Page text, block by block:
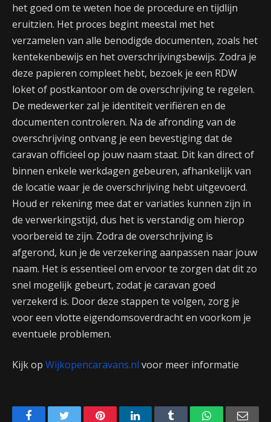
het goed om te weten hoe de procedure en tijdlijn
eruitzien. Het proces begint meestal met het
verzamelen van alle benodigde documenten, zoals het
kentekenbewijs en het overschrijvingsbewijs. Zodra je
deze papieren compleet hebt, bezoek je een RDW
loket of postkantoor om de overschrijving te regelen.
De medewerker zal je identiteit verifiëren en de
documenten controleren. Na de afronding van de
overschrijving ontvang je een bevestiging dat de
caravan officieel op jouw naam staat. Dit kan direct of
binnen enkele werkdagen gebeuren, afhankelijk van
de locatie waar je de overschrijving hebt uitgevoerd.
Houd er rekening mee dat er variaties kunnen zijn in
de verwerkingstijd, dus het is verstandig om hierop
voorbereid te zijn. Zodra de overschrijving is
afgerond, kun je de verzekering aanpassen naar jouw
naam. Het is essentieel om ervoor te zorgen dat dit zo
snel mogelijk gebeurt, zodat je caravan goed
verzekerd is. Door deze stappen te volgen, zorg je
voor een vlotte eigendomsoverdracht en voorkom je
eventuele problemen.
Kijk op Wijkopencaravans.nl voor meer informatie
FacebookTwitter PinterestLinkedIn Tumblr WhatsApp